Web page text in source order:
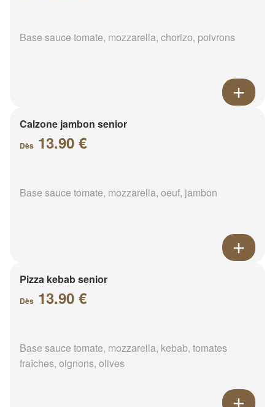
Base sauce tomate, mozzarella, chorizo, poivrons
Calzone jambon senior
Dès 13.90 €
Base sauce tomate, mozzarella, oeuf, jambon
Pizza kebab senior
Dès 13.90 €
Base sauce tomate, mozzarella, kebab, tomates
fraîches, oignons, olives